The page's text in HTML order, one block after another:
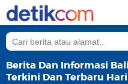
Berita Dan Informasi
Terkini Dan Terbaru